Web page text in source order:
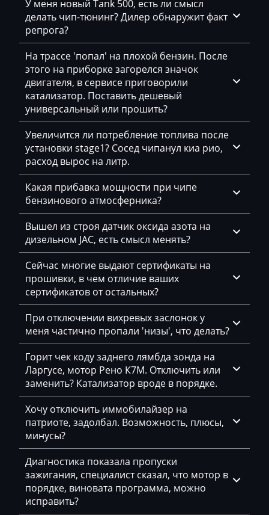
Dammann
Derways
Deutz
Dewulf
Dieci
Dodge
Dongfeng
Doppstadt
Dynapac
EcoLog
Eggersmann
Exeed
Extreme moto
Farmtrac
FAW
Fendt
Fiat
Foton
Freightliner
Simos 11xx
Simos 12xx
Simos 18xx
Simos 2xx
Simos 3xx
Simos 4xx
Simos 7xx
Simos 9xx
v069A9700AM_getriebe_DSG_cDA9 C26S
v069Q6630AM_getriebe_DSG_cDQ6_C65S
У меня новый Tank 500, есть ли смысл
делать чип-тюнинг? Дилер обнаружит факт
репрога?
На трассе 'попал' на плохой бензин. После
этого на приборке загорелся значок
двигателя, в сервисе приговорили
катализатор. Поставить дешевый
универсальный или прошить?
Увеличится ли потребление топлива после
установки stage1? Сосед чипанул киа рио,
расход вырос на литр.
Какая прибавка мощности при чипе
бензинового атмосферника?
Вышел из строя датчик оксида азота на
дизельном JAC, есть смысл менять?
Сейчас многие выдают сертификаты на
прошивки, в чем отличие ваших
сертификатов от остальных?
При отключении вихревых заслонок у
меня частично пропали 'низы', что делать?
Горит чек коду заднего лямбда зонда на
Ларгусе, мотор Рено К7М. Отключить или
заменить? Катализатор вроде в порядке.
Хочу отключить иммобилайзер на
патриоте, задолбал. Возможность, плюсы,
минусы?
Диагностика показала пропуски
зажигания, специалист сказал, что мотор в
порядке, виновата программа, можно
исправить?